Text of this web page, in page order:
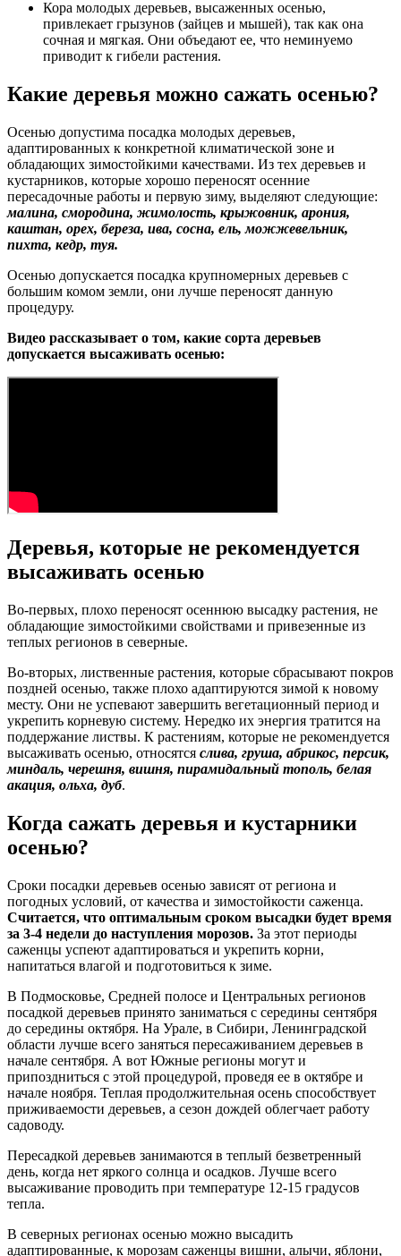
Кора молодых деревьев, высаженных осенью,
привлекает грызунов (зайцев и мышей), так как она
сочная и мягкая. Они объедают ее, что неминуемо
приводит к гибели растения.
Какие деревья можно сажать осенью?
Осенью допустима посадка молодых деревьев,
адаптированных к конкретной климатической зоне и
обладающих зимостойкими качествами. Из тех деревьев и
кустарников, которые хорошо переносят осенние
пересадочные работы и первую зиму, выделяют следующие:
малина, смородина, жимолость, крыжовник, арония,
каштан, орех, береза, ива, сосна, ель, можжевельник,
пихта, кедр, туя.
Осенью допускается посадка крупномерных деревьев с
большим комом земли, они лучше переносят данную
процедуру.
Видео рассказывает о том, какие сорта деревьев
допускается высаживать осенью:
Деревья, которые не рекомендуется
высаживать осенью
Во-первых, плохо переносят осеннюю высадку растения, не
обладающие зимостойкими свойствами и привезенные из
теплых регионов в северные.
Во-вторых, лиственные растения, которые сбрасывают покров
поздней осенью, также плохо адаптируются зимой к новому
месту. Они не успевают завершить вегетационный период и
укрепить корневую систему. Нередко их энергия тратится на
поддержание листвы. К растениям, которые не рекомендуется
высаживать осенью, относятся слива, груша, абрикос, персик,
миндаль, черешня, вишня, пирамидальный тополь, белая
акация, ольха, дуб.
Когда сажать деревья и кустарники
осенью?
Сроки посадки деревьев осенью зависят от региона и
погодных условий, от качества и зимостойкости саженца.
Считается, что оптимальным сроком высадки будет время
за 3-4 недели до наступления морозов. За этот периоды
саженцы успеют адаптироваться и укрепить корни,
напитаться влагой и подготовиться к зиме.
В Подмосковье, Средней полосе и Центральных регионов
посадкой деревьев принято заниматься с середины сентября
до середины октября. На Урале, в Сибири, Ленинградской
области лучше всего заняться пересаживанием деревьев в
начале сентября. А вот Южные регионы могут и
припоздниться с этой процедурой, проведя ее в октябре и
начале ноября. Теплая продолжительная осень способствует
приживаемости деревьев, а сезон дождей облегчает работу
садоводу.
Пересадкой деревьев занимаются в теплый безветренный
день, когда нет яркого солнца и осадков. Лучше всего
высаживание проводить при температуре 12-15 градусов
тепла.
В северных регионах осенью можно высадить
адаптированные, к морозам саженцы вишни, алычи, яблони,